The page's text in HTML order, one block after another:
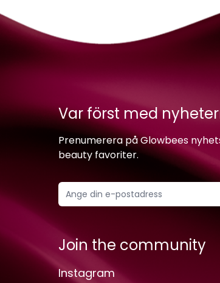
Var först med
Prenumerera på Glowbees
beauty favoriter.
Join the community
Instagram